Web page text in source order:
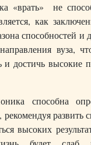
«врать» не
как
способностей и
вуза,
достичь высокие
способна
рекомендуя развить
высоких